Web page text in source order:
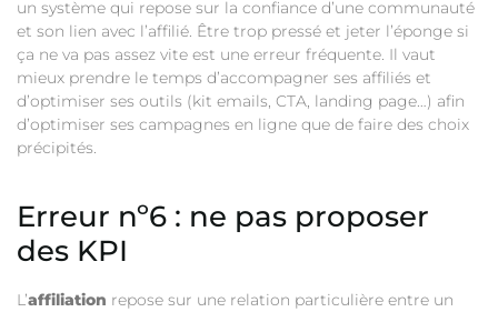
un système qui repose sur la confiance d’une communauté
et son lien avec l’affilié. Être trop pressé et jeter l’éponge si
ça ne va pas assez vite est une erreur fréquente. Il vaut
mieux prendre le temps d’accompagner ses affiliés et
d’optimiser ses outils (kit emails, CTA, landing page…) afin
d’optimiser ses campagnes en ligne que de faire des choix
précipités.
Erreur nº6 : ne pas proposer
des KPI
L’affiliation repose sur une relation particulière entre un